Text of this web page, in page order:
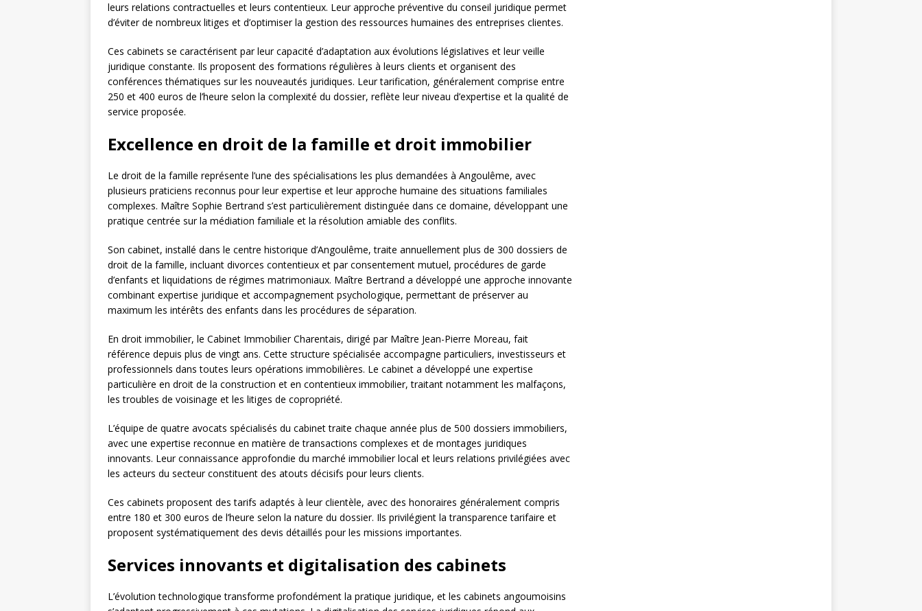
leurs relations contractuelles et leurs contentieux. Leur approche préventive du conseil juridique permet
d’éviter de nombreux litiges et d’optimiser la gestion des ressources humaines des entreprises clientes.
Ces cabinets se caractérisent par leur capacité d’adaptation aux évolutions législatives et leur veille
juridique constante. Ils proposent des formations régulières à leurs clients et organisent des
conférences thématiques sur les nouveautés juridiques. Leur tarification, généralement comprise entre
250 et 400 euros de l’heure selon la complexité du dossier, reflète leur niveau d’expertise et la qualité de
service proposée.
Excellence en droit de la famille et droit immobilier
Le droit de la famille représente l’une des spécialisations les plus demandées à Angoulême, avec
plusieurs praticiens reconnus pour leur expertise et leur approche humaine des situations familiales
complexes. Maître Sophie Bertrand s’est particulièrement distinguée dans ce domaine, développant une
pratique centrée sur la médiation familiale et la résolution amiable des conflits.
Son cabinet, installé dans le centre historique d’Angoulême, traite annuellement plus de 300 dossiers de
droit de la famille, incluant divorces contentieux et par consentement mutuel, procédures de garde
d’enfants et liquidations de régimes matrimoniaux. Maître Bertrand a développé une approche innovante
combinant expertise juridique et accompagnement psychologique, permettant de préserver au
maximum les intérêts des enfants dans les procédures de séparation.
En droit immobilier, le Cabinet Immobilier Charentais, dirigé par Maître Jean-Pierre Moreau, fait
référence depuis plus de vingt ans. Cette structure spécialisée accompagne particuliers, investisseurs et
professionnels dans toutes leurs opérations immobilières. Le cabinet a développé une expertise
particulière en droit de la construction et en contentieux immobilier, traitant notamment les malfaçons,
les troubles de voisinage et les litiges de copropriété.
L’équipe de quatre avocats spécialisés du cabinet traite chaque année plus de 500 dossiers immobiliers,
avec une expertise reconnue en matière de transactions complexes et de montages juridiques
innovants. Leur connaissance approfondie du marché immobilier local et leurs relations privilégiées avec
les acteurs du secteur constituent des atouts décisifs pour leurs clients.
Ces cabinets proposent des tarifs adaptés à leur clientèle, avec des honoraires généralement compris
entre 180 et 300 euros de l’heure selon la nature du dossier. Ils privilégient la transparence tarifaire et
proposent systématiquement des devis détaillés pour les missions importantes.
Services innovants et digitalisation des cabinets
L’évolution technologique transforme profondément la pratique juridique, et les cabinets angoumoisins